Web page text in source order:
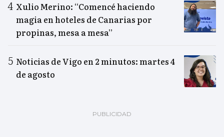
Xulio Merino: “Comencé haciendo
magia en hoteles de Canarias por
propinas, mesa a mesa”
Noticias de Vigo en 2 minutos: martes 4
de agosto